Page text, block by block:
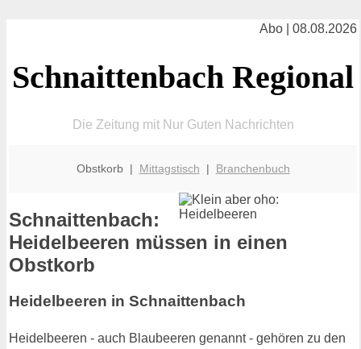
Abo | 08.08.2026
Schnaittenbach Regional
Die Zeitung mit Nur Guten Nachrichten
Obstkorb | Mittagstisch | Branchenbuch
Schnaittenbach:
Heidelbeeren müssen in einen
Obstkorb
Heidelbeeren in Schnaittenbach
Heidelbeeren - auch Blaubeeren genannt - gehören zu den